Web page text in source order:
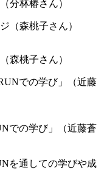
分林椿さん）
森桃子さん）
での学び」（近藤蒼